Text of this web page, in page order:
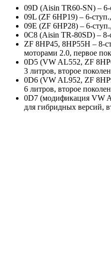
09D (Aisin TR60-SN) – 6-
09L (ZF 6HP19) – 6-
09Е (ZF 6HP28) – 6-
0С8 (Aisin TR-80SD) – 8-
ZF 8HP45, 8HP55H – 8-
моторами 2.0, первое
0D5 (VW AL552, ZF
3 литров, второе
0D6 (VW AL952, ZF
6 литров, второе
0D7 (модификация VW
для гибридных версий,